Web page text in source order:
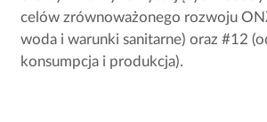
celów zrównoważonego rozwoju
woda i warunki sanitarne) oraz #12
konsumpcja i produkcja).